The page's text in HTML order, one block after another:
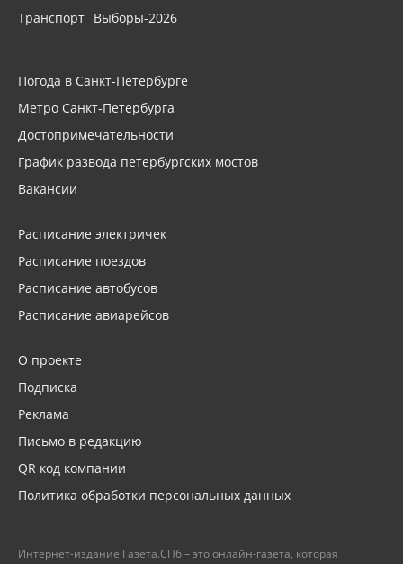
Транспорт Выборы-2026
Погода в Санкт-Петербурге
Метро Санкт-Петербурга
Достопримечательности
График развода петербургских мостов
Вакансии
Расписание электричек
Расписание поездов
Расписание автобусов
Расписание авиарейсов
О проекте
Подписка
Реклама
Письмо в редакцию
QR код компании
Политика обработки персональных данных
Интернет-издание Газета.СПб – это онлайн-газета, которая